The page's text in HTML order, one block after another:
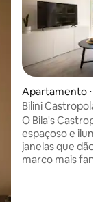
Apartamento ⋅
Bilini Castropola:
O Bila's
espaçoso e
janelas que dão
marco mais